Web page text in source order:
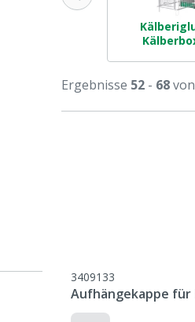
Ergebnisse 52 - 68von
3409133
Aufhängekappe für